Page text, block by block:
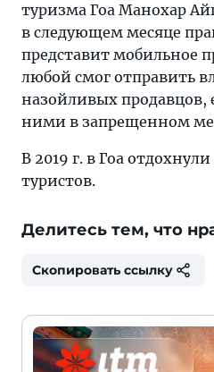
туризма Гоа Манохар
в следующем месяце
представит мобильное
любой смог отправить
назойливых продавцов,
ними в запрещенном
В 2019 г. в Гоа
туристов.
Делитесь тем, что
Скопировать ссылку